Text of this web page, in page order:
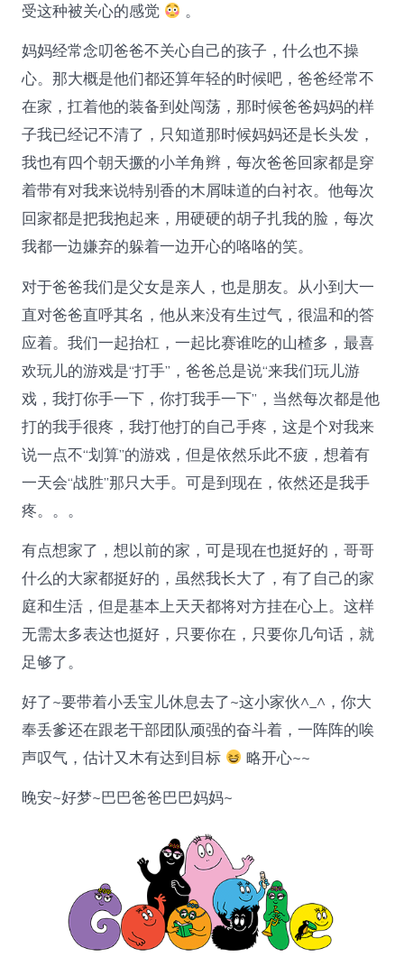
受这种被关心的感觉
。
妈妈经常念叨爸爸不关心自己的孩子，什么也不操
心。那大概是他们都还算年轻的时候吧，爸爸经常不
在家，扛着他的装备到处闯荡，那时候爸爸妈妈的样
子我已经记不清了，只知道那时候妈妈还是长头发，
我也有四个朝天撅的小羊角辫，每次爸爸回家都是穿
着带有对我来说特别香的木屑味道的白衬衣。他每次
回家都是把我抱起来，用硬硬的胡子扎我的脸，每次
我都一边嫌弃的躲着一边开心的咯咯的笑。
对于爸爸我们是父女是亲人，也是朋友。从小到大一
直对爸爸直呼其名，他从来没有生过气，很温和的答
应着。我们一起抬杠，一起比赛谁吃的山楂多，最喜
欢玩儿的游戏是“打手”，爸爸总是说“来我们玩儿游
戏，我打你手一下，你打我手一下”，当然每次都是他
打的我手很疼，我打他打的自己手疼，这是个对我来
说一点不“划算”的游戏，但是依然乐此不疲，想着有
一天会“战胜”那只大手。可是到现在，依然还是我手
疼。。。
有点想家了，想以前的家，可是现在也挺好的，哥哥
什么的大家都挺好的，虽然我长大了，有了自己的家
庭和生活，但是基本上天天都将对方挂在心上。这样
无需太多表达也挺好，只要你在，只要你几句话，就
足够了。
好了~要带着小丢宝儿休息去了~这小家伙^_^，你大
奉丢爹还在跟老干部团队顽强的奋斗着，一阵阵的唉
声叹气，估计又木有达到目标
略开心~~
晚安~好梦~巴巴爸爸巴巴妈妈~